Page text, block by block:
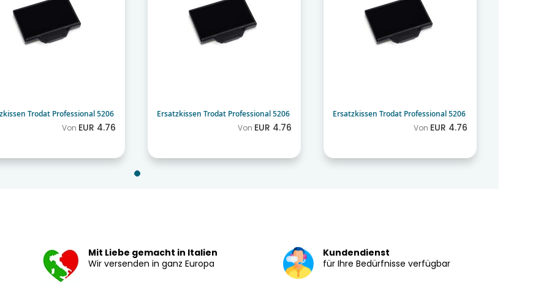
Trodat Professional 5206
Von EUR 4.76
Ersatzkissen Trodat Professional 5206
Von EUR 4.76
Ersatzkissen Trodat Professional 5206
Von EUR 4.76
Mit Liebe gemacht in Italien
Wir versenden in ganz Europa
Kundendienst
für Ihre Bedürfnisse verfügbar